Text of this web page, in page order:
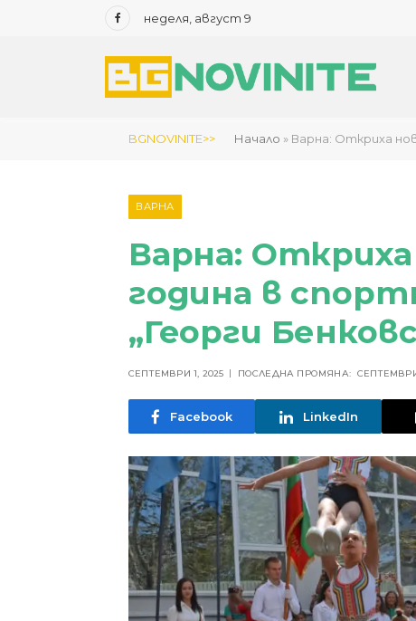
Facebook
неделя, август 9
BGNOVINITE>> Начало » Варна: Откриха
ВАРНА
Варна:
година в
„Георги
СЕПТЕМВРИ 1, 2025 ПОСЛЕДНА ПРОМЯНА: СЕПТЕМВРИ
Facebook LinkedIn